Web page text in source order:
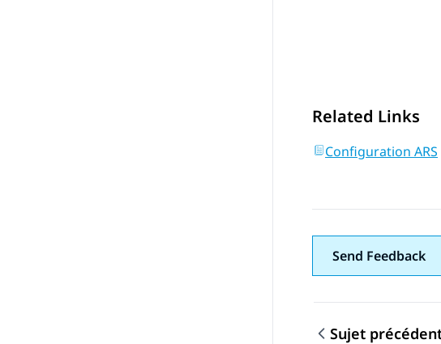
Related Links
Configuration ARS
Send Feedback
Sujet